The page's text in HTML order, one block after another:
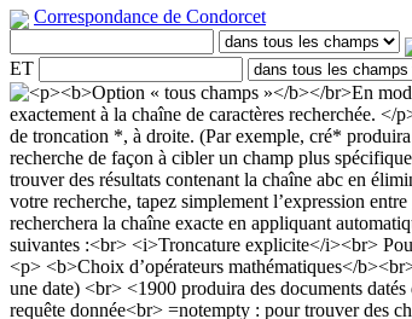
Correspondance de Condorcet
ET